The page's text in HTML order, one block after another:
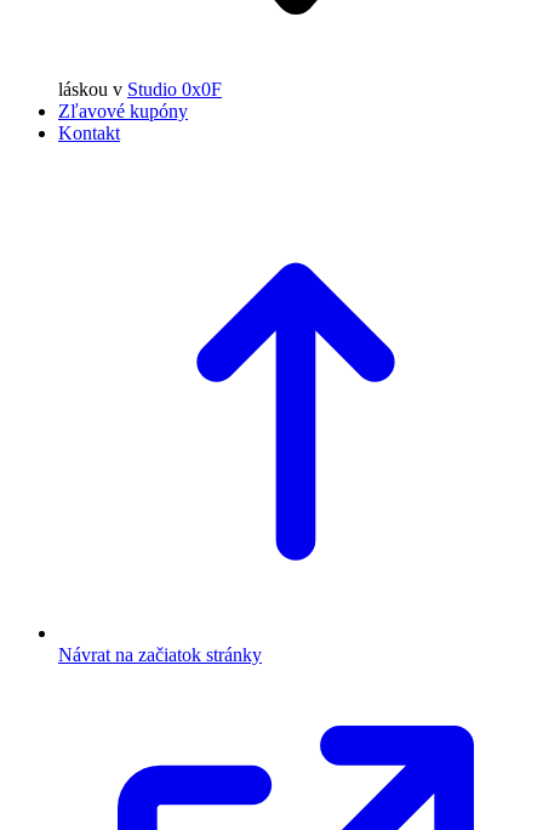
láskou v Studio 0x0F
Zľavové kupóny
Kontakt
Návrat na začiatok stránky